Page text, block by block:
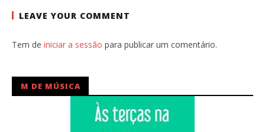
LEAVE YOUR COMMENT
Tem de iniciar a sessão para publicar um comentário.
M DE MÚSICA